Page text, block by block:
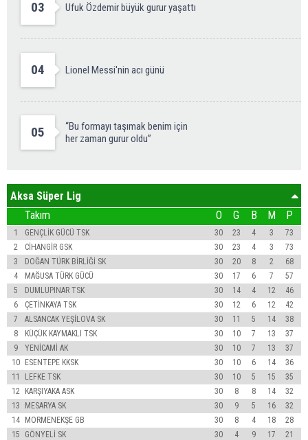
03 Ufuk Özdemir büyük gurur yaşattı
04 Lionel Messi'nin acı günü
05
“Bu formayı taşımak benim için
her zaman gurur oldu”
Aksa Süper Lig
Takım
O G B M P
1 GENÇLİK GÜCÜ TSK 30 23 4 3
73
2
CİHANGİR GSK 30 23 4 3
73
3
DOĞAN TÜRK BİRLİĞİ SK 30 20 8 2
68
4
MAĞUSA TÜRK GÜCÜ 30 17 6 7
57
5
DUMLUPINAR TSK 30 14 4 12
46
6
ÇETİNKAYA TSK 30 12 6 12
42
7
ALSANCAK YEŞİLOVA SK 30 11 5 14
38
8
KÜÇÜK KAYMAKLI TSK 30 10 7 13
37
9
YENİCAMİ AK 30 10 7 13
37
10 ESENTEPE KKSK 30 10 6 14
36
11
LEFKE TSK 30 10 5 15
35
12
KARŞIYAKA ASK 30 8 8 14
32
13
MESARYA SK 30 9 5 16
32
14 MORMENEKŞE GB 30 8 4 18
28
15
GÖNYELİ SK 30 4 9 17
21